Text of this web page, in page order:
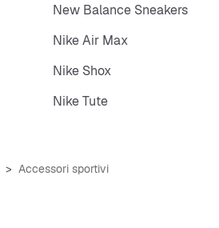
New Balance Sneakers
Nike Air Max
Nike Shox
Nike Tute
Accessori sportivi